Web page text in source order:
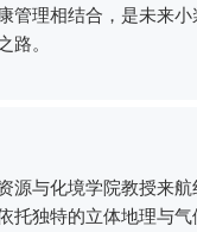
管理相结合，是未来
路。
源与化境学院教授来航
托独特的立体地理与气